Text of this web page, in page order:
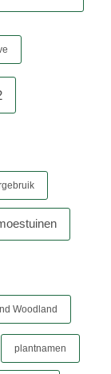
Woodland
plantnamen